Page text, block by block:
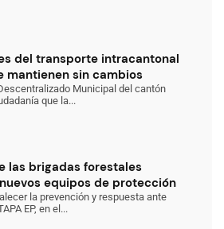
del transporte intracantonal
mantienen sin cambios
Municipal del cantón
que la...
las brigadas forestales
equipos de protección
la prevención y respuesta ante
EP, en el...